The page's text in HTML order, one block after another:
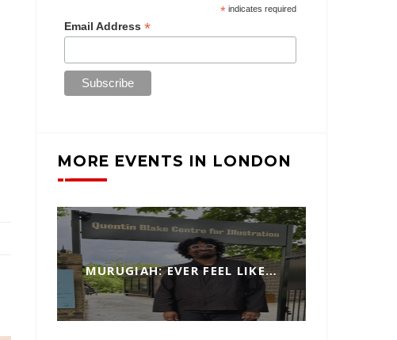
*indicates required
Email Address*
MORE EVENTS IN LONDON
MURUGIAH: EVER FEEL LIKE…